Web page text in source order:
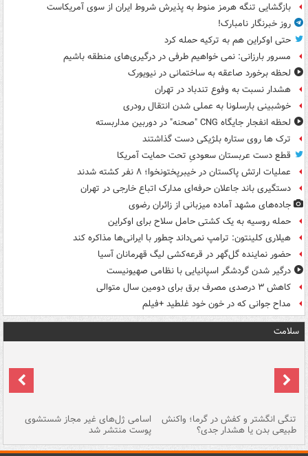
بازگشایی تنگه هرمز منوط به پذیرش شروط ایران از سوی آمریکاست
روز خبرنگار نامبارک!
حتی اوکراین هم به ترکیه حمله کرد
مسرور بارزانی: نمی خواهیم طرفی در درگیری‌های منطقه باشیم
لحظه برخورد صاعقه به ساختمانی در نیویورک
هشدار نسبت به وفوع تندباد در تهران
خوشبینی بارسلونا به عملی شدن انتقال رودری
لحظه انفجار جایگاه CNG "صحنه" در دوربین مداربسته
ترک ها روی ستاره بلژیکی دست گذاشتند
قطع دست عربستان سعودیِ تحت حمایت آمریکا
عملیات ارتش پاکستان در خیبرپختونخوا؛ ۸ نفر کشته شدند
دستگیری باند جاعلان حرفه‌ای مدارک اتباع خارجی در تهران
جاده‌های مشهد آماده میزبانی از زائران رضوی
حمله روسیه به یک کشتی حامل سلاح برای اوکراین
هیلاری کلینتون: ترامپ نمی‌داند چطور با ایرانی‌ها مذاکره کند
حضور نماینده گل‌گهر در قرعه‌کشی لیگ قهرمانان آسیا
درگیر شدن گردشگر اسپانیایی با نظامی صهیونیست
کاهش ۳ درصدی مصرف برق برای دومین سال متوالی
مداح جوانی که در خون خود غلطید +فیلم
سلامت
تنگی انگشتر و کفش در گرما؛ واکنش
طبیعی بدن یا هشدار جدی؟
اسامی ژل‌های غیر مجاز شستشوی
پوست منتشر شد